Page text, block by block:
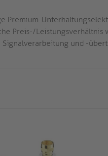
Premium-
Preis-/
und -